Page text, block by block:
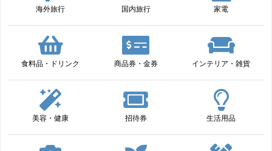
海外旅行 国内旅行 家電
食料品・ドリンク 商品券・金券 インテリア・雑貨
美容・健康 招待券 生活用品